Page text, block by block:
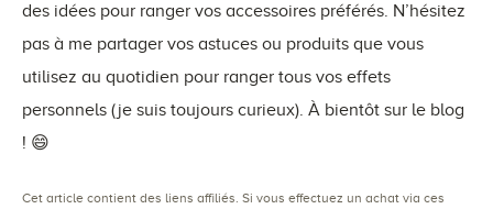
des idées pour ranger vos accessoires préférés. N’hésitez
pas à me partager vos astuces ou produits que vous
utilisez au quotidien pour ranger tous vos effets
personnels (je suis toujours curieux). À bientôt sur le blog
! 😄
Cet article contient des liens affiliés. Si vous effectuez un achat via ces